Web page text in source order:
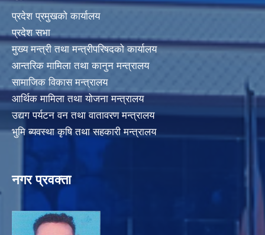
प्रदेश प्रमुखको कार्यालय
प्रदेश सभा
मुख्य मन्त्री तथा मन्त्रीपरिषदको कार्यालय
आन्तरिक मामिला तथा कानुन मन्त्रालय
सामाजिक विकास मन्त्रालय
आर्थिक मामिला तथा योजना मन्त्रालय
उद्यग पर्यटन वन तथा वातावरण मन्त्रालय
भुमि ब्यवस्था कृषि तथा सहकारी मन्त्रालय
नगर प्रवक्ता